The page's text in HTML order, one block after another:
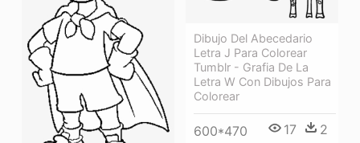
Dibujo Del Abecedario
Letra J Para Colorear
Tumblr - Grafia De La
Letra W Con Dibujos Para
Colorear
600*470 17 2